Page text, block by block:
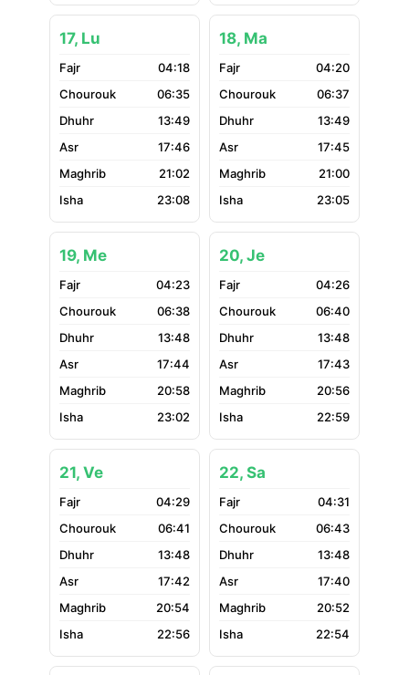
17, Lu
04:18
06:35
13:49
17:46
21:02
23:08
18, Ma
04:20
06:37
13:49
17:45
21:00
23:05
19, Me
04:23
06:38
13:48
17:44
20:58
23:02
20, Je
04:26
06:40
13:48
17:43
20:56
22:59
21, Ve
04:29
06:41
13:48
17:42
20:54
22:56
22, Sa
04:31
06:43
13:48
17:40
20:52
22:54